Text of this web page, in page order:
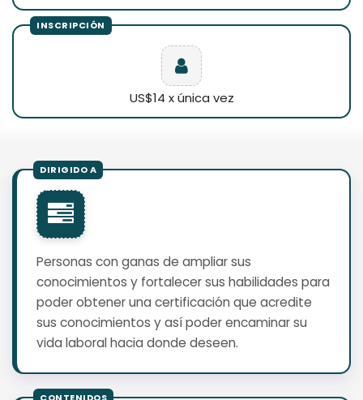
US$14 x única vez
Personas con ganas de ampliar sus
conocimientos y fortalecer sus habilidades para
poder obtener una certificación que acredite
sus conocimientos y así poder encaminar su
vida laboral hacia donde deseen.